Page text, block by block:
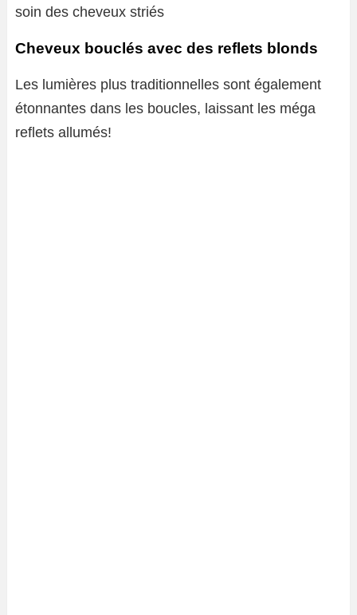
soin des cheveux striés
Cheveux bouclés avec des reflets blonds
Les lumières plus traditionnelles sont également
étonnantes dans les boucles, laissant les méga
reflets allumés!